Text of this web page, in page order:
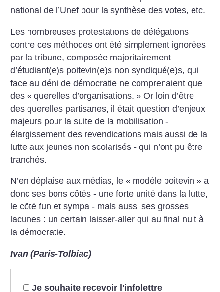
national de l’Unef pour la synthèse des votes, etc.
Les nombreuses protestations de délégations
contre ces méthodes ont été simplement ignorées
par la tribune, composée majoritairement
d’étudiant(e)s poitevin(e)s non syndiqué(e)s, qui
face au déni de démocratie ne comprenaient que
des « querelles d’organisations. » Or loin d’être
des querelles partisanes, il était question d’enjeux
majeurs pour la suite de la mobilisation -
élargissement des revendications mais aussi de la
lutte aux jeunes non scolarisés - qui n’ont pu être
tranchés.
N’en déplaise aux médias, le « modèle poitevin » a
donc ses bons côtés - une forte unité dans la lutte,
le côté fun et sympa - mais aussi ses grosses
lacunes : un certain laisser-aller qui au final nuit à
la démocratie.
Ivan (Paris-Tolbiac)
Je souhaite recevoir l'infolettre